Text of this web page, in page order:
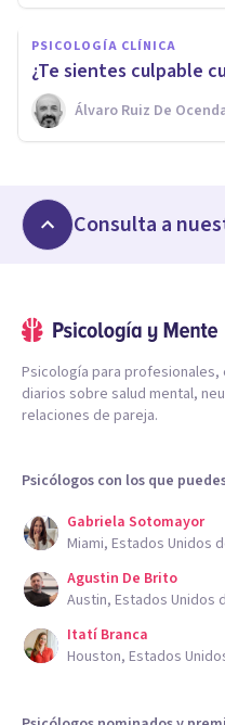
PSICOLOGÍA CLÍNICA
¿Te sientes culpable
Álvaro Ruiz De
Consulta a
Psicología para
diarios sobre salud mental,
relaciones de pareja.
Psicólogos con los que
Gabriela Sotomayor
Miami, Estados Unidos
Agustin De Brito
Austin, Estados Unidos
Itatí Branca
Houston, Estados